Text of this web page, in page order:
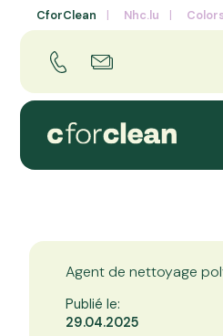
CforClean Nhc.lu
Agent de nettoyage
Publié le:
29.04.2025